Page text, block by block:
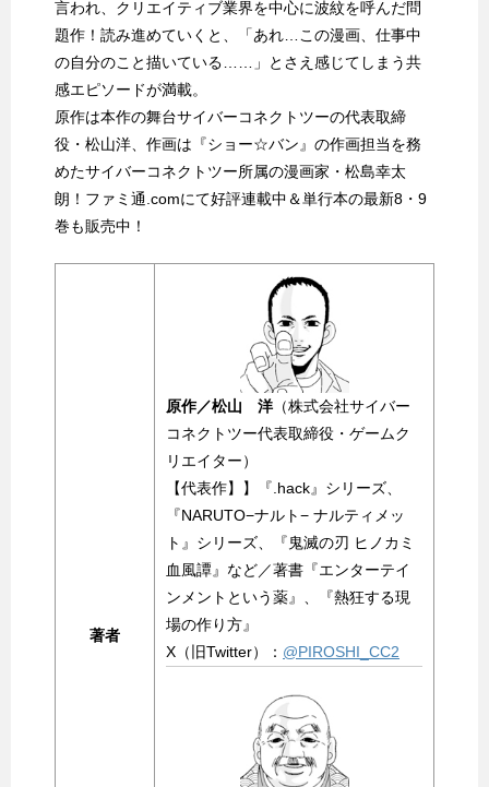
言われ、クリエイティブ業界を中心に波紋を呼んだ問
題作！読み進めていくと、「あれ…この漫画、仕事中
の自分のこと描いている……」とさえ感じてしまう共
感エピソードが満載。
原作は本作の舞台サイバーコネクトツーの代表取締
役・松山洋、作画は『ショー☆バン』の作画担当を務
めたサイバーコネクトツー所属の漫画家・松島幸太
朗！ファミ通.comにて好評連載中＆単行本の最新8・9
巻も販売中！
著者
原作／松山 洋（株式会社サイバー
コネクトツー代表取締役・ゲームク
リエイター）
【代表作】】『.hack』シリーズ、
『NARUTO−ナルト− ナルティメッ
ト』シリーズ、『鬼滅の刃 ヒノカミ
血風譚』など／著書『エンターテイ
ンメントという薬』、『熱狂する現
場の作り方』
X（旧Twitter）： @PIROSHI_CC2